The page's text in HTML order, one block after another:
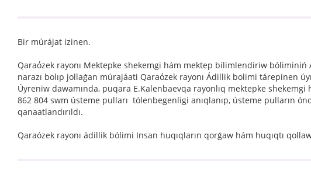
Bir múrájat izinen.
Qaraόzek rayonı Mektepke shekemgi hám mektep bilimlendiriw bóliminiń
narazı bolıp jollaǵan múrajáati Qaraόzek rayonı Ádillik bolimi tárepinen
Úyreniw dawamında, puqara E.Kalenbaevqa rayonlıq mektepke
862 804 swm ústeme pulları tólenbegenligi anıqlanıp, ústeme pulların
qanaatlandırıldı.
Qaraózek rayonı ádillik bólimi Insan huqıqların qorǵaw hám huqıqtı